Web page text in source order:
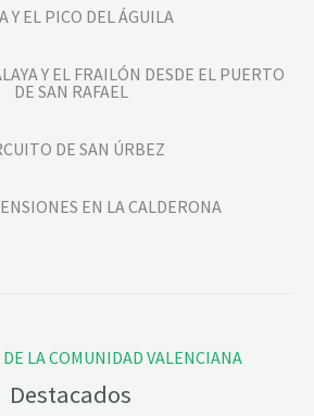
Y EL PICO DEL ÁGUILA
Y EL FRAILÓN DESDE EL PUERTO
DE SAN RAFAEL
DE SAN ÚRBEZ
EN LA CALDERONA
Destacados